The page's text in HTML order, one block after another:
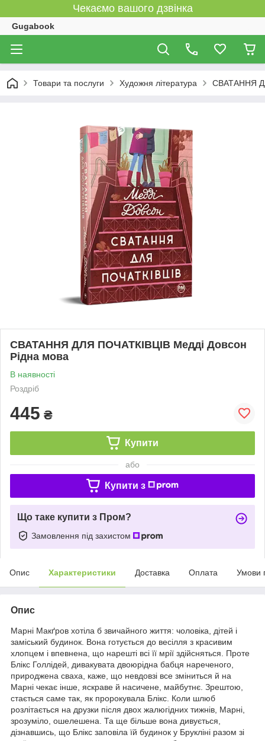
Чекаємо вашого дзвінка
Gugabook
Товари та послуги Художня література СВАТАННЯ
СВАТАННЯ ДЛЯ ПОЧАТКІВЦІВ Медді Довсон
Рідна мова
В наявності
Роздріб
445 ₴
Купити
або
Купити з
Що таке купити з Пром?
Замовлення під захистом
Опис Характеристики Доставка Оплата Умови
Опис
Марні Макґров хотіла б звичайного життя: чоловіка, дітей і
заміський будинок. Вона готується до весілля з красивим
хлопцем і впевнена, що нарешті всі її мрії здійсняться. Проте
Блікс Голлідей, дивакувата двоюрідна бабця нареченого,
природжена сваха, каже, що невдовзі все зміниться й на
Марні чекає інше, яскраве й насичене, майбутнє. Зрештою,
стається саме так, як пророкувала Блікс. Коли шлюб
розлітається на друзки після двох жалюгідних тижнів, Марні,
зрозуміло, ошелешена. Та ще більше вона дивується,
дізнавшись, що Блікс заповіла їй будинок у Брукліні разом зі